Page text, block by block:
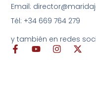
Email:
Tél: +34 669 764 279
y también en redes